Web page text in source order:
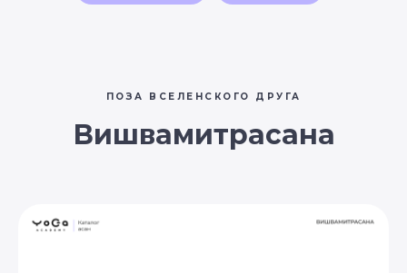
ПОЗА ВСЕЛЕНСКОГО ДРУГА
Вишвамитрасана